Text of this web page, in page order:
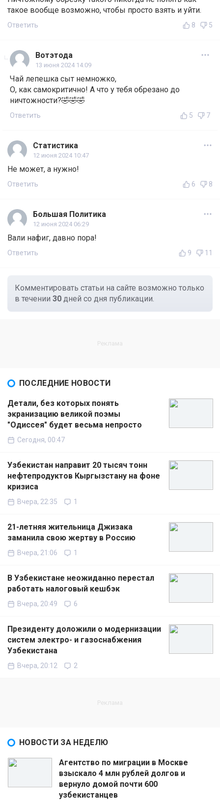
такое вообще возможно, чтобы просто взять и уйти.
Ответить 8 5
Вотэтода
13 июня 2024 14:09
Чай лепешка сыт немножко,
О, как самокритично! А что у тебя обрезано до
ничтожности?🤣🤣🤣
Ответить 5 7
Статистика
12 июня 2024 10:47
Не может, а нужно!
Ответить 6 8
Большая Политика
12 июня 2024 06:29
Вали нафиг, давно пора!
Ответить 9 11
Комментировать статьи на сайте возможно только
в течении 30 дней со дня публикации.
ПОСЛЕДНИЕ НОВОСТИ
Детали, без которых понять
экранизацию великой поэмы
"Одиссея" будет весьма непросто
Сегодня, 00:47
Узбекистан направит 20 тысяч тонн
нефтепродуктов Кыргызстану на фоне
кризиса
Вчера, 22:35 1
21-летняя жительница Джизака
заманила свою жертву в Россию
Вчера, 21:06 1
В Узбекистане неожиданно перестал
работать налоговый кешбэк
Вчера, 20:49 6
Президенту доложили о модернизации
систем электро- и газоснабжения
Узбекистана
Вчера, 20:12 2
НОВОСТИ ЗА НЕДЕЛЮ
Агентство по миграции в Москве
взыскало 4 млн рублей долгов и
вернуло домой почти 600
узбекистанцев